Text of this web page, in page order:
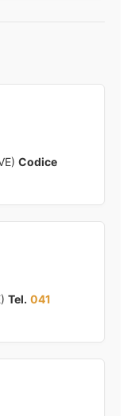
Codice
Tel. 041